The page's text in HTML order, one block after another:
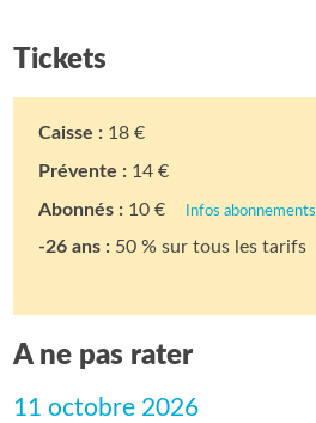
Tickets
Caisse : 18 €
Prévente : 14 €
Abonnés : 10 € Infos abonnements
-26 ans : 50 % sur tous les tarifs
A ne pas rater
11 octobre 2026